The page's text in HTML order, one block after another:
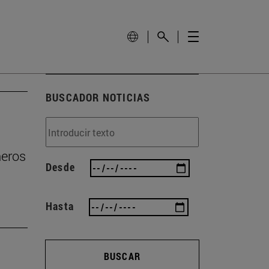
BUSCADOR NOTICIAS
Desde
Hasta
BUSCAR